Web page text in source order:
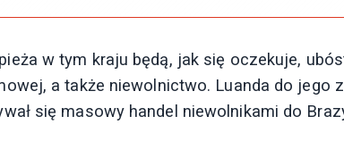
w tym kraju będą, jak się oczekuje,
a także niewolnictwo. Luanda do jego
się masowy handel niewolnikami do